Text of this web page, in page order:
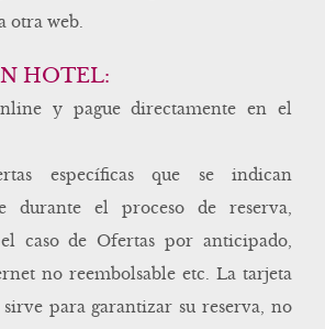
otra web.
HOTEL:
y pague directamente en el
específicas que se indican
durante el proceso de reserva,
caso de Ofertas por anticipado,
no reembolsable etc. La tarjeta
para garantizar su reserva, no